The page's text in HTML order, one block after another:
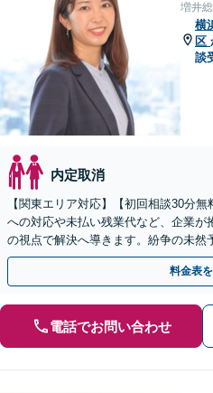
増井
横
区
談
内定取消
【関東エリア対応】【初回相談30分
への対応や未払い残業代など、企業が
の視点で解決へ導きます。紛争の未然
て顧問契約を通じた充実のサポートを
料金表
電話でお問い合わせ